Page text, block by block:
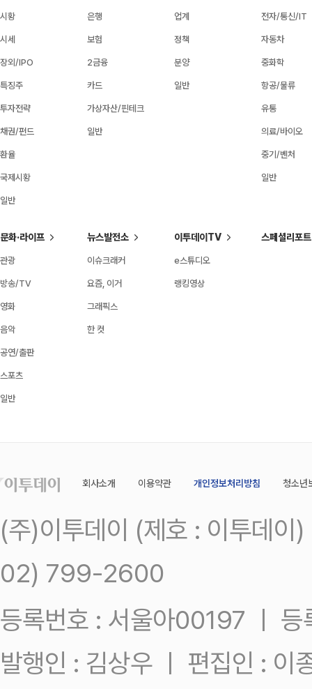
시황
시세
장외/IPO
특징주
투자전략
채권/펀드
환율
국제시황
일반
은행
보험
2금융
카드
가상자산/핀테크
일반
업계
정책
분양
일반
전자/통신/IT
자동차
중화학
항공/물류
유통
의료/바이오
중기/벤처
일반
문화·라이프
관광
방송/TV
영화
음악
공연/출판
스포츠
일반
뉴스발전소
이슈크래커
요즘, 이거
그래픽스
한 컷
이투데이TV
e스튜디오
랭킹영상
스페셜리포트
회사소개 이용약관 개인정보처리방침 청소년
(주)이투데이 (제호 : 이투데
02) 799-2600
등록번호 : 서울아00197 ㅣ
발행인 : 김상우 ㅣ 편집인 : 이